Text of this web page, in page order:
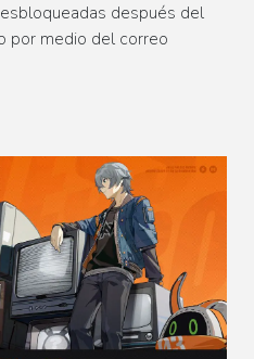
después del
por medio del correo